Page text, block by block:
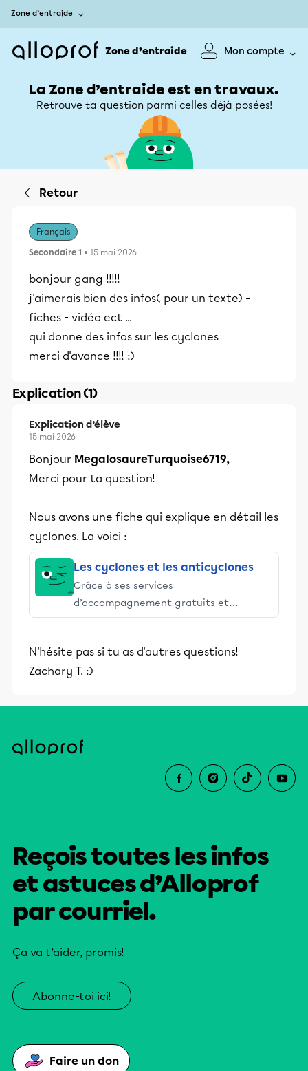
Zone d’entraide
Zone d’entraide Mon compte
La Zone d’entraide est en travaux.
Retrouve ta question parmi celles déjà posées!
Retour
Français
Secondaire 1 • 15 mai 2026
bonjour gang !!!!!
j'aimerais bien des infos( pour un texte) -
fiches - vidéo ect ...
qui donne des infos sur les cyclones
merci d'avance !!!! :)
Explication (1)
Explication d’élève
15 mai 2026
Bonjour MegalosaureTurquoise6719,
Merci pour ta question!
Nous avons une fiche qui explique en détail les
cyclones. La voici :
Les cyclones et les anticyclones
Grâce à ses services
d’accompagnement gratuits et
stimulants, Alloprof engage les élèves
éducative.
N'hésite pas si tu as d'autres questions!
Zachary T. :)
Reçois toutes les infos
et astuces d’Alloprof
par courriel.
Ça va t’aider, promis!
Abonne-toi ici!
Faire un don